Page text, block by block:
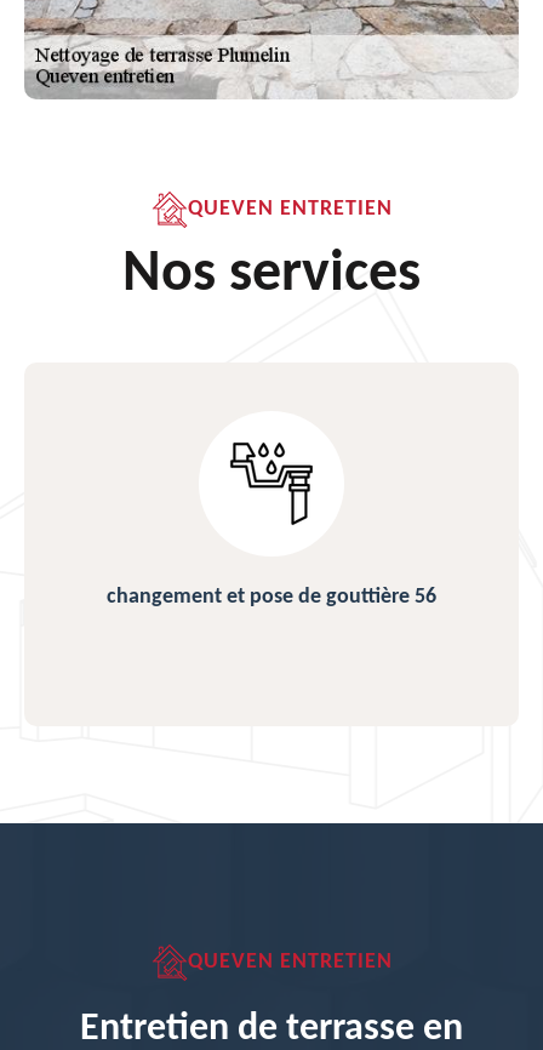
QUEVEN ENTRETIEN
Nos services
changement et pose de gouttière 56
QUEVEN ENTRETIEN
Entretien de terrasse en